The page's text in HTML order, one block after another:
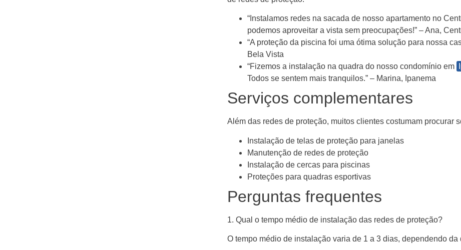
“Instalamos redes na sacada de nosso apartamento no
podemos aproveitar a vista sem preocupações!” – Ana,
“A proteção da piscina foi uma ótima solução para nossa
Bela Vista
“Fizemos a instalação na quadra do nosso condomínio em
Todos se sentem mais tranquilos.” – Marina, Ipanema
Serviços complementares
Além das redes de proteção, muitos clientes costumam procurar
Instalação de telas de proteção para janelas
Manutenção de redes de proteção
Instalação de cercas para piscinas
Proteções para quadras esportivas
Perguntas frequentes
1. Qual o tempo médio de instalação das redes de proteção?
O tempo médio de instalação varia de 1 a 3 dias, dependendo